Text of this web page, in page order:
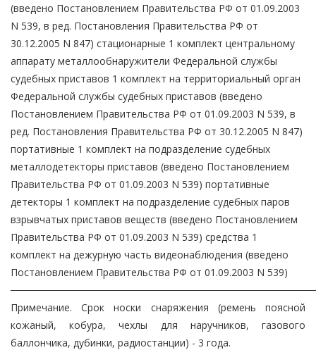
(введено Постановлением Правительства РФ от 01.09.2003
N 539, в ред. Постановления Правительства РФ от
30.12.2005 N 847) стационарные 1 комплект центральному
аппарату металлообнаружители Федеральной службы
судебных приставов 1 комплект на территориальный орган
Федеральной службы судебных приставов (введено
Постановлением Правительства РФ от 01.09.2003 N 539, в
ред. Постановления Правительства РФ от 30.12.2005 N 847)
портативные 1 комплект на подразделение судебных
металлодетекторы приставов (введено Постановлением
Правительства РФ от 01.09.2003 N 539) портативные
детекторы 1 комплект на подразделение судебных паров
взрывчатых приставов веществ (введено Постановлением
Правительства РФ от 01.09.2003 N 539) средства 1
комплект на дежурную часть видеонаблюдения (введено
Постановлением Правительства РФ от 01.09.2003 N 539)
Примечание. Срок носки снаряжения (ремень поясной
кожаный, кобура, чехлы для наручников, газового
баллончика, дубинки, радиостанции) - 3 года.